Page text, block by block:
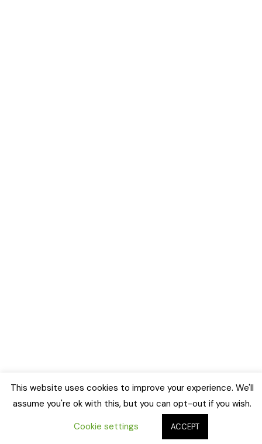
This website uses cookies to improve your experience. We'll
assume you're ok with this, but you can opt-out if you wish.
Cookie settings
ACCEPT